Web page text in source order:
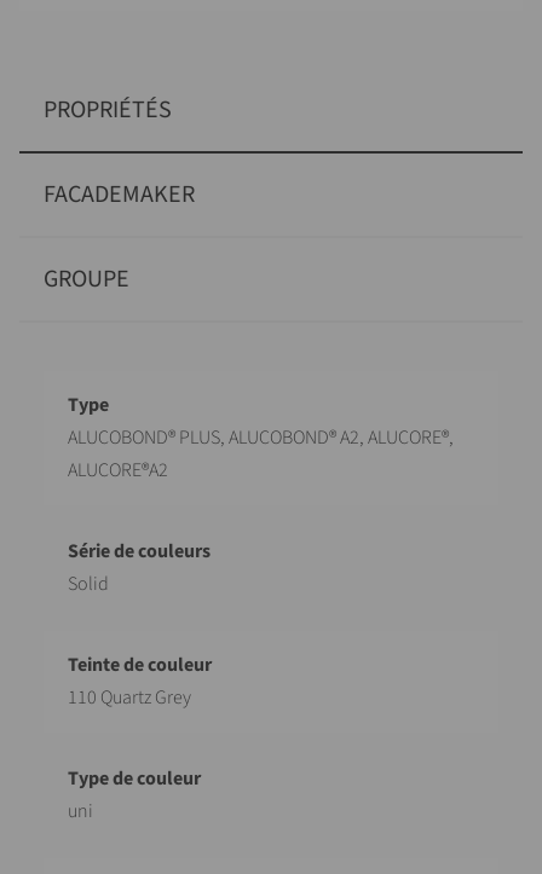
PROPRIÉTÉS
FACADEMAKER
GROUPE
Désignation
ALUCOBOND® PLUS, ALUCOBOND® A2, ALUCORE®,
ALUCORE®A2
Solid
110 Quartz Grey
uni